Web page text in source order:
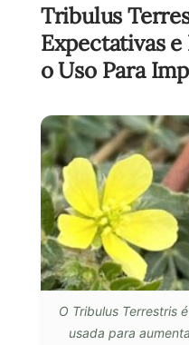
Tribulus
Expectativas
o Uso Para
O Tribulus Terrestris
usada para